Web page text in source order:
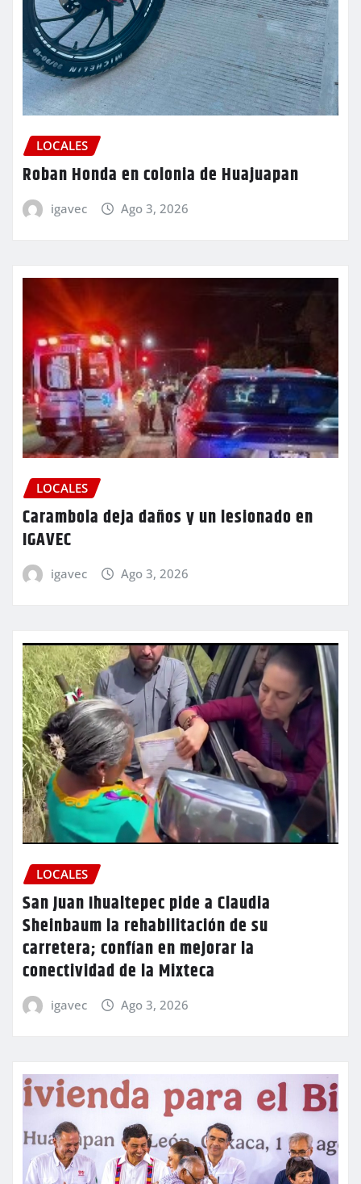
LOCALES
Roban Honda en colonia de Huajuapan
igavec Ago 3, 2026
LOCALES
Carambola deja daños y un lesionado en
IGAVEC
igavec Ago 3, 2026
LOCALES
San Juan Ihualtepec pide a Claudia
Sheinbaum la rehabilitación de su
carretera; confían en mejorar la
conectividad de la Mixteca
igavec Ago 3, 2026